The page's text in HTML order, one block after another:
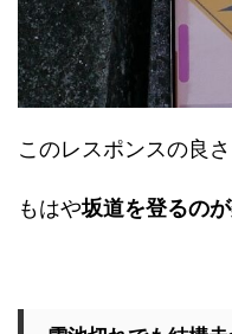
このレスポンスの良
もはや坂道を登るの